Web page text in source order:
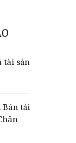
năng
ứng
tài sản
Bán tải